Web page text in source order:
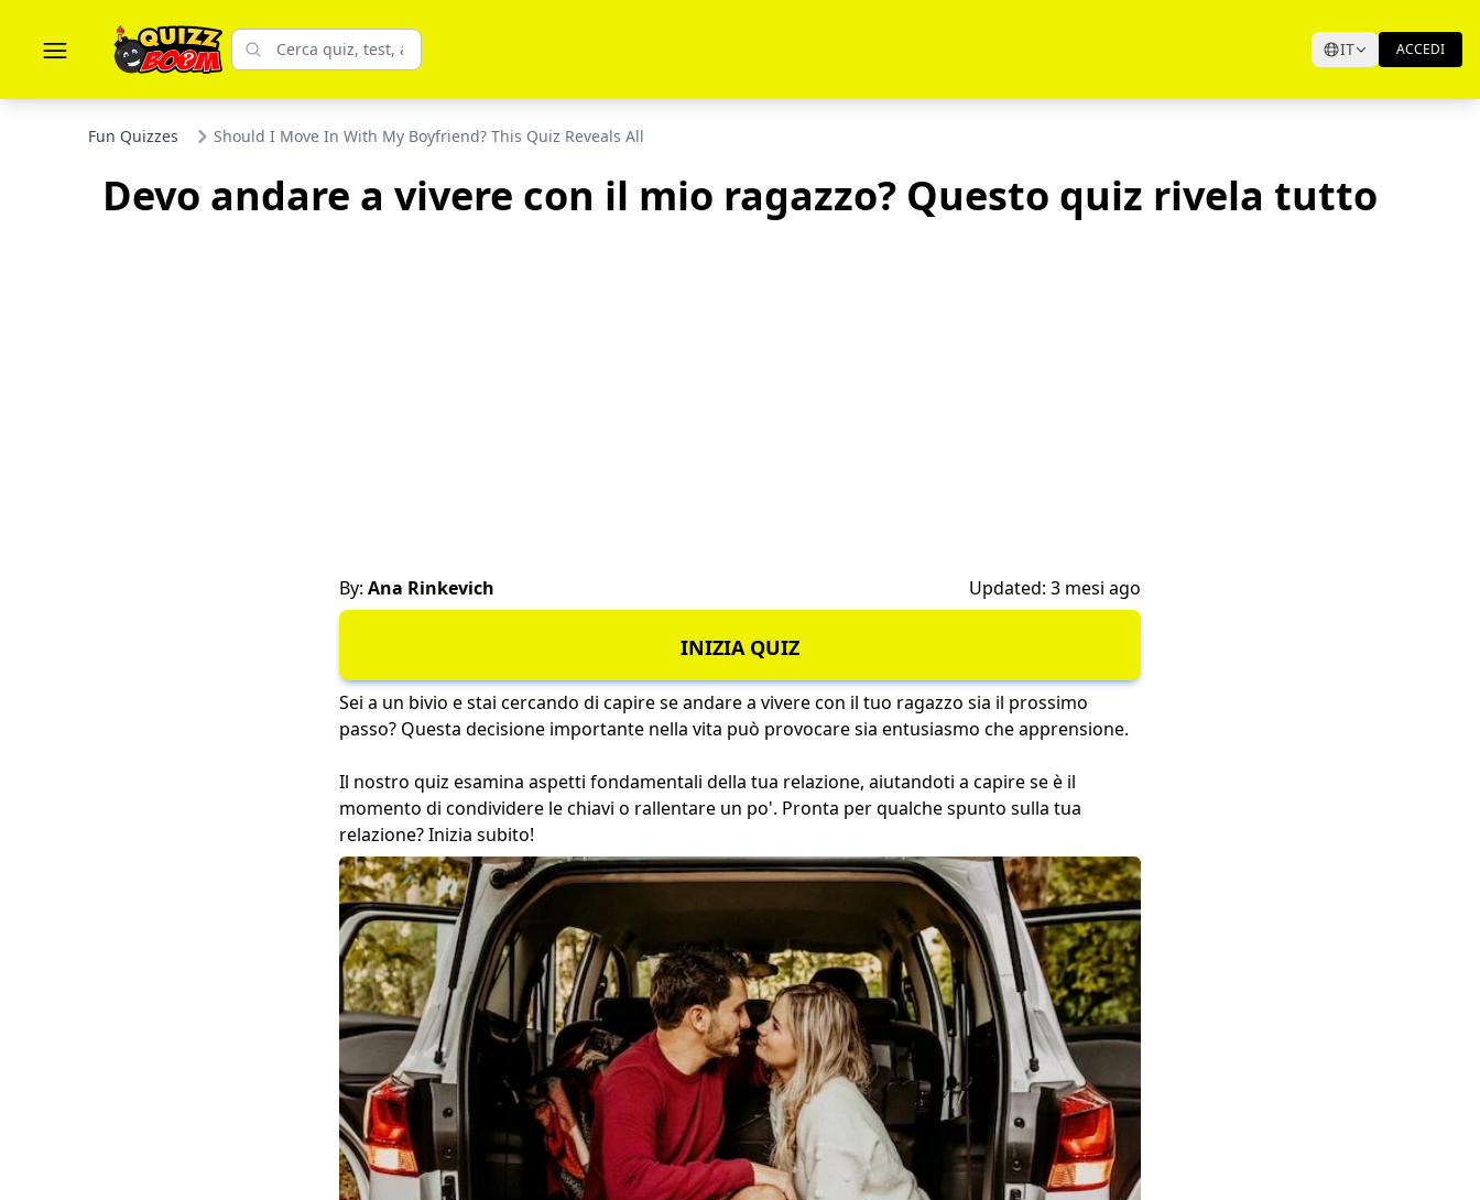
IT ACCEDI
Fun Quizzes Should I Move In With My Boyfriend? This Quiz Reveals All
Devo andare a vivere con il mio ragazzo? Questo quiz rivela tutto
By: Ana Rinkevich Updated: 3 mesi ago
INIZIA QUIZ
Sei a un bivio e stai cercando di capire se andare a vivere con il tuo ragazzo sia il prossimo
passo? Questa decisione importante nella vita può provocare sia entusiasmo che apprensione.
Il nostro quiz esamina aspetti fondamentali della tua relazione, aiutandoti a capire se è il
momento di condividere le chiavi o rallentare un po'. Pronta per qualche spunto sulla tua
relazione? Inizia subito!